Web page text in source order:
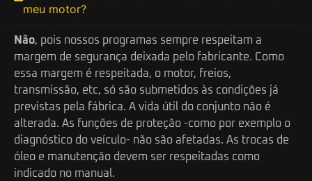
meu motor?
Não, pois nossos programas sempre respeitam a
margem de segurança deixada pelo fabricante. Como
essa margem é respeitada, o motor, freios,
transmissão, etc, só são submetidos às condições já
previstas pela fábrica. A vida útil do conjunto não é
alterada. As funções de proteção -como por exemplo o
diagnóstico do veículo- não são afetadas. As trocas de
óleo e manutenção devem ser respeitadas como
indicado no manual.